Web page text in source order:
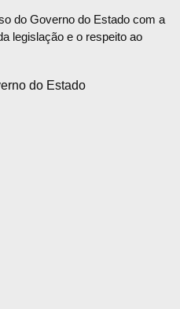
do Governo do Estado com a
legislação e o respeito ao